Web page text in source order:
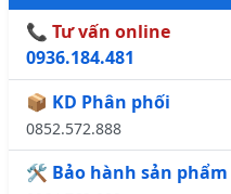
📞 Tư vấn online
0936.184.481
📦 KD Phân phối
0852.572.888
🛠️ Bảo hành sản phẩm